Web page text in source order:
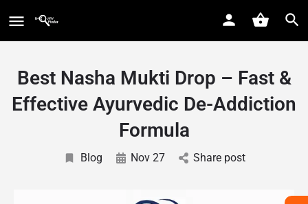
Best Nasha Mukti Drop – Fast &
Effective Ayurvedic De-Addiction
Formula
Blog Nov 27 Share post